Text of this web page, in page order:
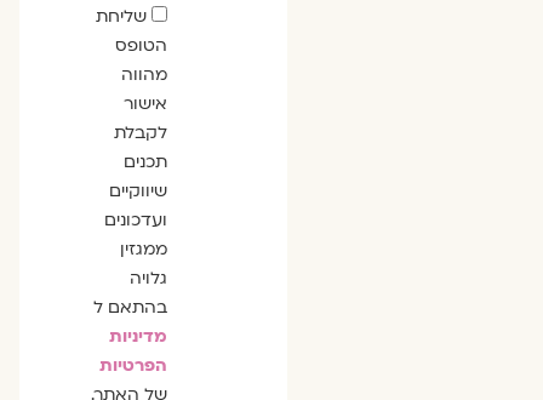
שדה
הסכמה
שליחת
הטופס
מהווה
אישור
לקבלת
תכנים
שיווקיים
ועדכונים
ממגזין
גלויה
בהתאם ל
מדיניות
הפרטיות
של האתר.